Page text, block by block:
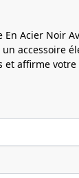
En Acier Noir
accessoire
et affirme votre